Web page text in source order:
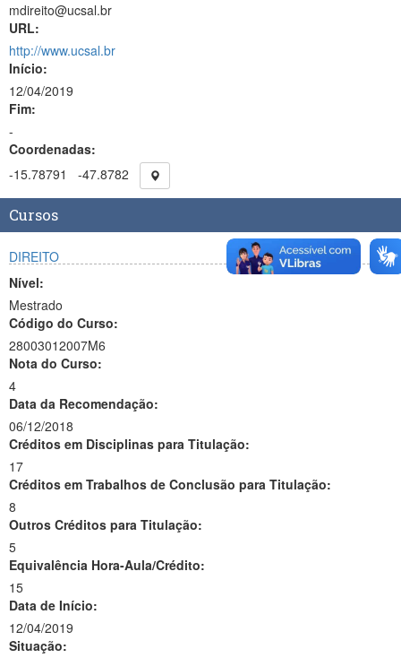
mdireito@ucsal.br
URL:
http://www.ucsal.br
Início:
12/04/2019
Fim:
-
Coordenadas:
-15.78791
-47.8782
Cursos
DIREITO
Nível:
Mestrado
Código do Curso:
28003012007M6
Nota do Curso:
4
Data da Recomendação:
06/12/2018
Créditos em Disciplinas para Titulação:
17
Créditos em Trabalhos de Conclusão para Titulação:
8
Outros Créditos para Titulação:
5
Equivalência Hora-Aula/Crédito:
15
Data de Início:
12/04/2019
Situação: